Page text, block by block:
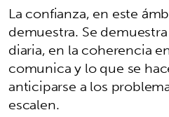
La confianza, en este
demuestra. Se
diaria, en la coherencia
comunica y lo que se
anticiparse a los
escalen.